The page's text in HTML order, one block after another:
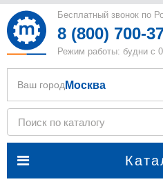
Бесплатный звонок по
8 (800) 700-
Режим работы: будни с
Ваш город Москва